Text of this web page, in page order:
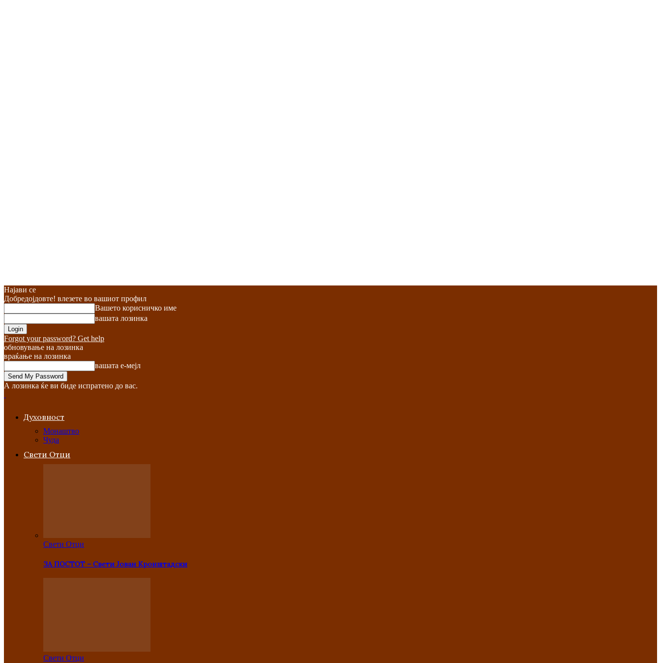
Најави се
Добредојдовте! влезете во вашиот профил
Вашето корисничко име
вашата лозинка
Forgot your password? Get help
обновување на лозинка
враќање на лозинка
вашата е-мејл
А лозинка ќе ви биде испратено до вас.
Духовност
Монаштво
Чуда
Свети Отци
Свети Отци
ЗА ПОСТОТ – Свети Јован Кронштадски
Свети Отци